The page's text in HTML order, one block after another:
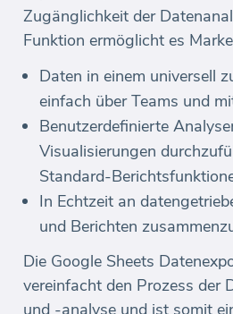
Zugänglichkeit der
Funktion ermöglicht es
Daten in einem universell
einfach über Teams und
Benutzerdefinierte
Visualisierungen
Standard-
In Echtzeit an
und Berichten
Die Google Sheets
vereinfacht den Prozess der
und -analyse und ist somit